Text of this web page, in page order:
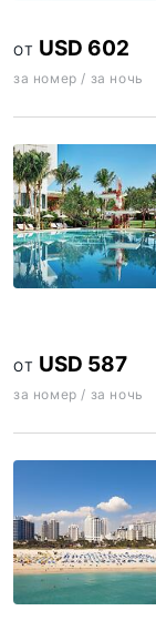
ОТ USD 602
за номер / за ночь
ОТ USD 587
за номер / за ночь